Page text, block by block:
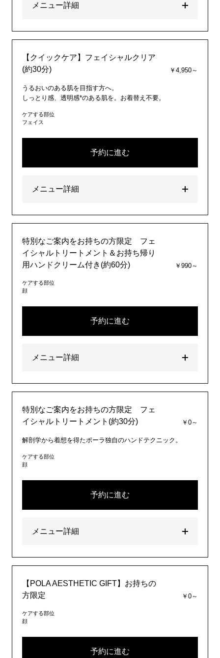
メニュー詳細
【クイックケア】フェイシャルクリア
(約30分)
￥4,950～
うるおいのある肌を目指す方へ。
しっとり感、透明感*のある肌を。お着替え不要。
ケアする部位
フェイス
予約に進む
メニュー詳細
特別なご案内をお持ちの方限定 フェ
イシャルトリートメント＆お持ち帰り
用ハンドクリーム付き(約60分)
￥990～
ケアする部位
顔
予約に進む
メニュー詳細
特別なご案内をお持ちの方限定 フェ
イシャルトリートメント(約30分)
￥0～
解剖学から着想を得たポーラ独自のハンドテクニック。
ケアする部位
顔
予約に進む
メニュー詳細
【POLA AESTHETIC GIFT】お持ちの
方限定
￥0～
ケアする部位
顔
予約に進む